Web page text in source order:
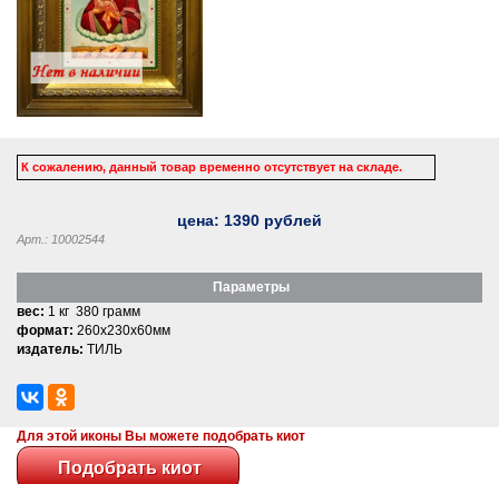
К сожалению, данный товар временно отсутствует на складе.
цена: 1390 рублей
Арт.: 10002544
Параметры
вес: 1 кг 380 грамм
формат: 260x230x60мм
издатель: ТИЛЬ
Для этой иконы Вы можете подобрать киот